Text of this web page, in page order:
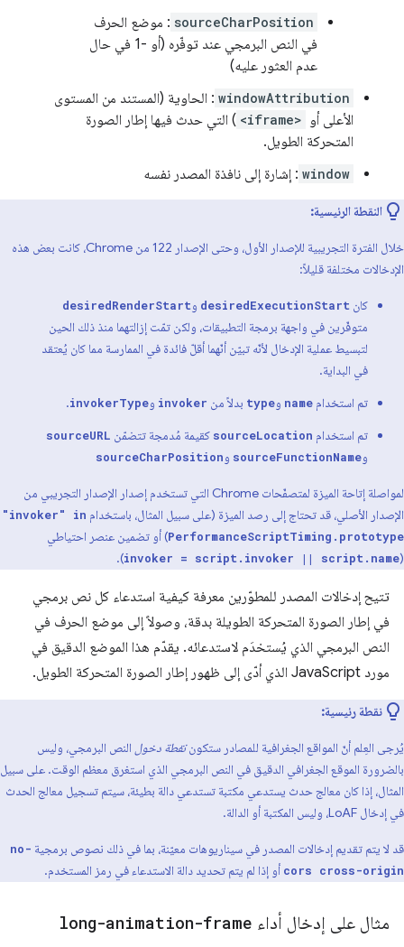
sourceCharPosition : موضع الحرف
في النص البرمجي عند توفّره (أو -1 في حال
عدم العثور عليه)
windowAttribution : الحاوية (المستند من المستوى
الأعلى أو <iframe> ) التي حدث فيها إطار الصورة
المتحركة الطويل.
window : إشارة إلى نافذة المصدر نفسه
النقطة الرئيسية:
خلال الفترة التجريبية للإصدار الأول، وحتى الإصدار 122 من Chrome، كانت بعض هذه
الإدخالات مختلفة قليلاً:
كان desiredExecutionStart وdesiredRenderStart
متوفّرين في واجهة برمجة التطبيقات، ولكن تمّت إزالتهما منذ ذلك الحين
لتبسيط عملية الإدخال لأنّه تبيّن أنّهما أقلّ فائدة في الممارسة مما كان يُعتقد
في البداية.
تم استخدام name وtype بدلاً من invoker وinvokerType
.
تم استخدام sourceLocation كقيمة مُدمجة تتضمّن sourceURL
وsourceFunctionName وsourceCharPosition
لمواصلة إتاحة الميزة لمتصفّحات Chrome التي تستخدم إصدار الإصدار التجريبي من
الإصدار الأصلي، قد تحتاج إلى رصد الميزة (على سبيل المثال، باستخدام "invoker" in
PerformanceScriptTiming.prototype) أو تضمين عنصر احتياطي
(
invoker = script.invoker || script.name
).
تتيح إدخالات المصدر للمطوّرين معرفة كيفية استدعاء كل نص برمجي
في إطار الصورة المتحركة الطويلة بدقة، وصولاً إلى موضع الحرف في
النص البرمجي الذي يُستخدَم لاستدعائه. يقدّم هذا الموضع الدقيق في
مورد JavaScript الذي أدّى إلى ظهور إطار الصورة المتحركة الطويل.
نقطة رئيسية:
يُرجى العِلم أنّ المواقع الجغرافية للمصادر ستكوننقطة دخول النص البرمجي، وليس
بالضرورة الموقع الجغرافي الدقيق في النص البرمجي الذي استغرق معظم الوقت. على سبيل
المثال، إذا كان معالج حدث يستدعي مكتبة تستدعي دالة بطيئة، سيتم تسجيل معالج الحدث
في إدخال LoAF، وليس المكتبة أو الدالة.
قد لا يتم تقديم إدخالات المصدر في سيناريوهات معيّنة، بما في ذلك نصوص برمجية no-
cors cross-origin أو إذا لم يتم تحديد دالة الاستدعاء في رمز المستخدم.
مثال على إدخال أداء long-animation-frame